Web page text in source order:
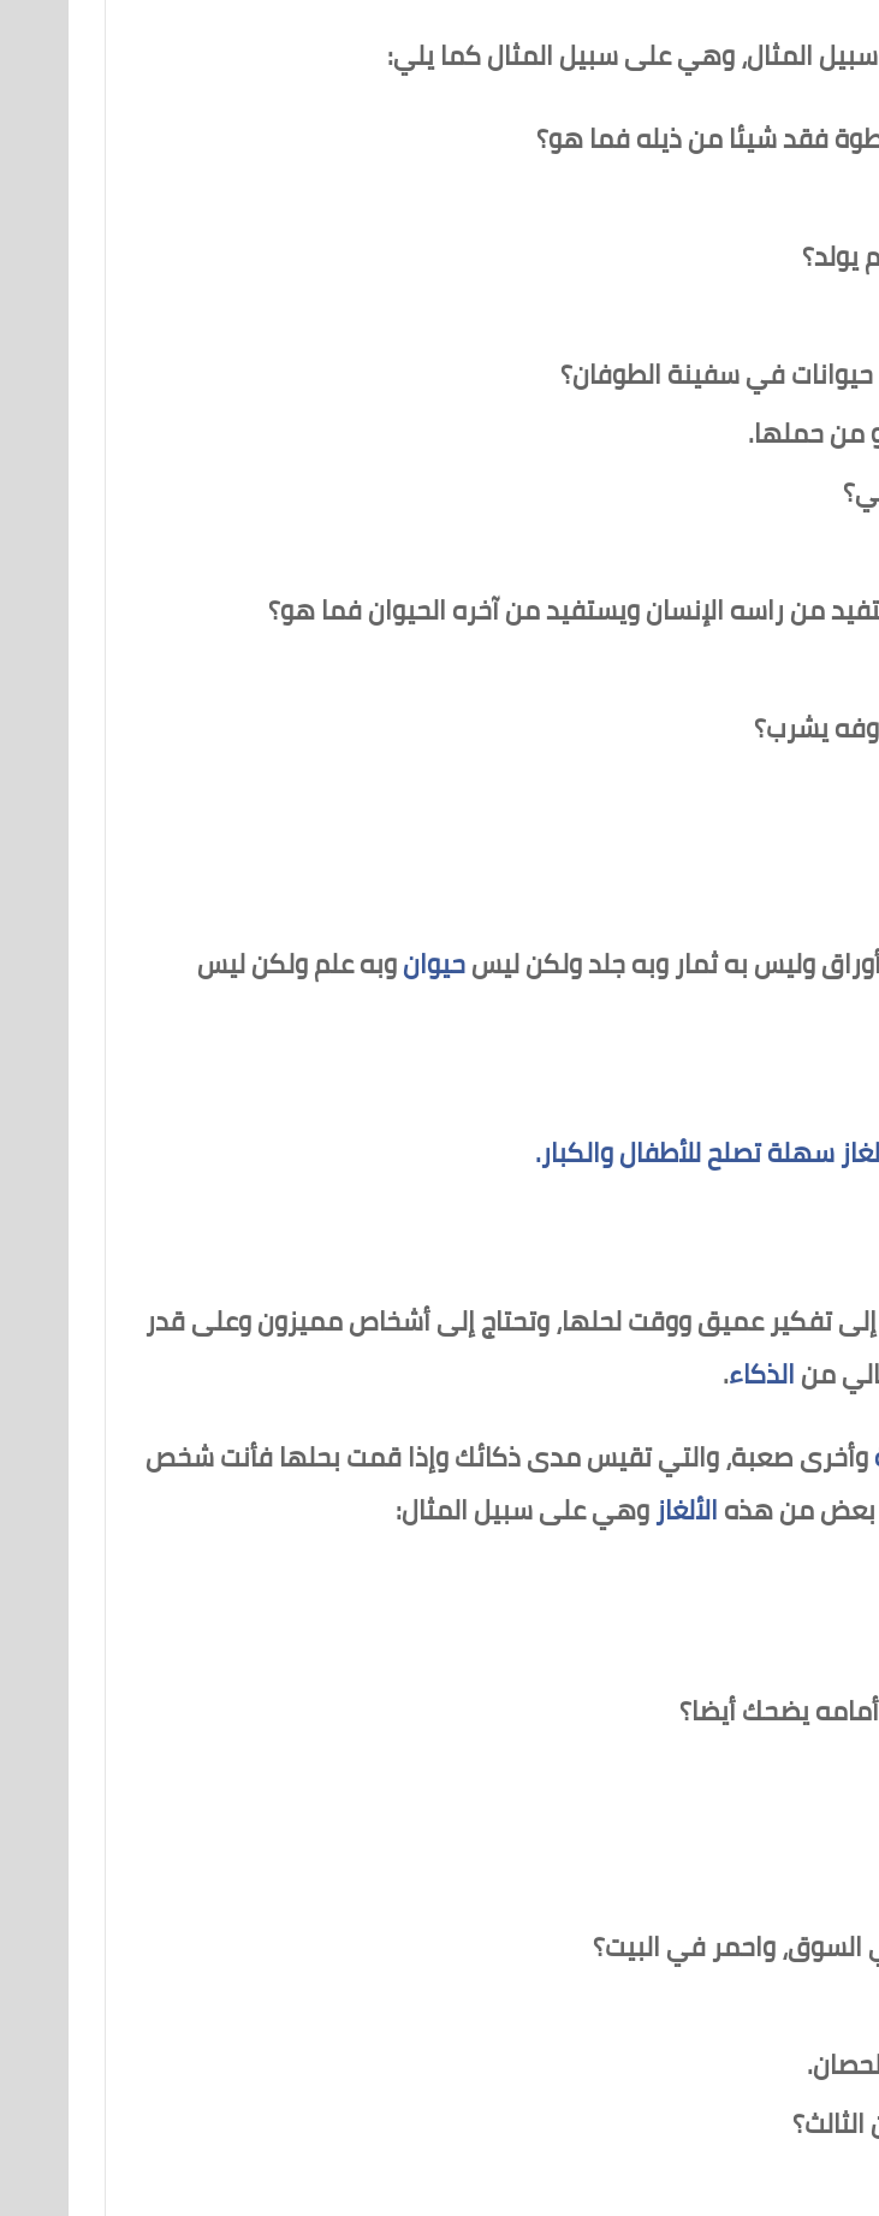
المثال، وهي على سبيل المثال كما يلي:
فقد شيئا من ذيله فما هو؟
في سفينة الطوفان؟
من حملها.
من راسه الإنسان ويستفيد من آخره الحيوان فما هو؟
يشرب؟
وليس به ثمار وبه جلد ولكن ليسحيوانوبه علم ولكن ليس
تفكير عميق ووقت لحلها، وتحتاج إلى أشخاص مميزون وعلى قدر
منالذكاء.
وأخرى صعبة، والتي تقيس مدى ذكائك وإذا قمت بحلها فأنت شخص
بعض من هذهالألغازوهي على سبيل المثال:
يضحك أيضا؟
واحمر في البيت؟